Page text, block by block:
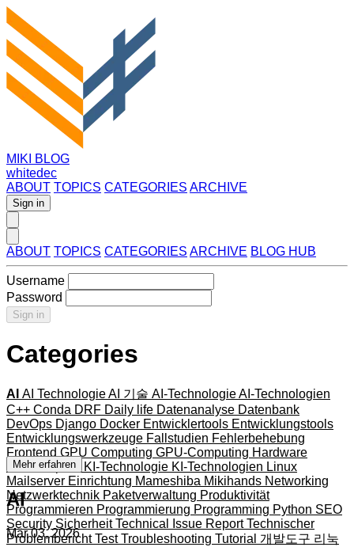
MIKI BLOG
whitedec
ABOUT TOPICS CATEGORIES ARCHIVE
Sign in
ABOUT TOPICS CATEGORIES ARCHIVE BLOG HUB
Username
Password
Sign in
Categories
AI AI TechnologieAI 기술 AI-TechnologieAI-Technologien
C++ Conda DRF Daily life Datenanalyse Datenbank
DevOps Django Docker Entwicklertools Entwicklungstools
Entwicklungswerkzeuge Fallstudien Fehlerbehebung
Frontend GPU Computing GPU-Computing Hardware
JavaScriptKI KI-Technologie KI-Technologien Linux
Mailserver Einrichtung Mameshiba Mikihands Networking
Netzwerktechnik Paketverwaltung Produktivität
Programmieren Programmierung Programming Python SEO
Security SicherheitTechnical Issue ReportTechnischer
ProblemberichtTestTroubleshooting Tutorial 개발도구 리눅
Mehr erfahren
AI
Mär 03, 2026